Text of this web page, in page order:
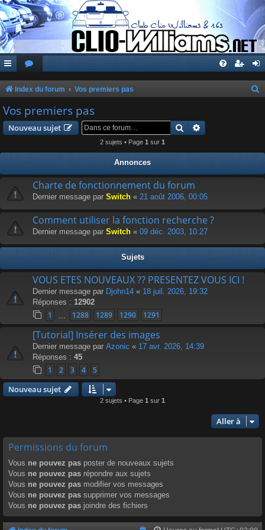
Index du forum Vos premiers pas
e
Vos premiers pas
Nouveau sujet Rechercher
2 sujets • Page 1 sur 1
Annonces
Charte de fonctionnement du forum
Dernier message par Switch « 21 août 2006, 00:05
Comment utiliser la fonction recherche ?
Dernier message par Switch « 09 déc. 2003, 10:27
Sujets
VOUS ETES NOUVEAUX ?? PRESENTEZ VOUS ICI !
Dernier message par Djohn14 « 18 juil. 2026, 19:32
Réponses : 12902
1 1288 1289 1290 1291
[Tutorial] Insérer des images
Dernier message par Azonic « 17 avr. 2026, 14:39
Réponses : 45
1 2 3 4 5
Nouveau sujet
2 sujets • Page 1 sur 1
Aller à
Permissions du forum
Vous ne pouvez pas poster de nouveaux sujets
Vous ne pouvez pas répondre aux sujets
Vous ne pouvez pas modifier vos messages
Vous ne pouvez pas supprimer vos messages
Vous ne pouvez pas joindre des fichiers